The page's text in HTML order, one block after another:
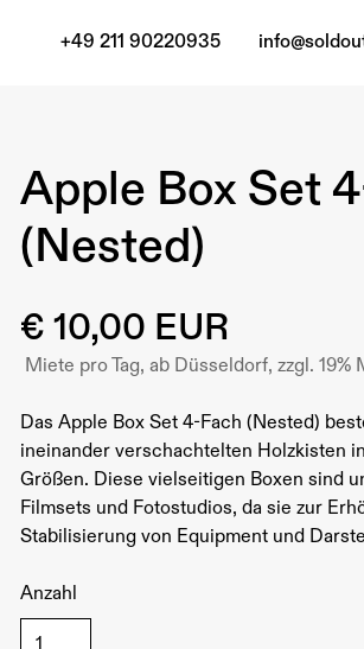
+49 211 90220935
Apple Box Set
(Nested)
€ 10,00 EUR
Miete pro Tag, ab Düsseldorf, zzgl. 19%
Das Apple Box Set 4-Fach (Nested)
ineinander verschachtelten Holzkisten
Größen. Diese vielseitigen Boxen sind
Filmsets und Fotostudios, da sie zur
Stabilisierung von Equipment und
Anzahl